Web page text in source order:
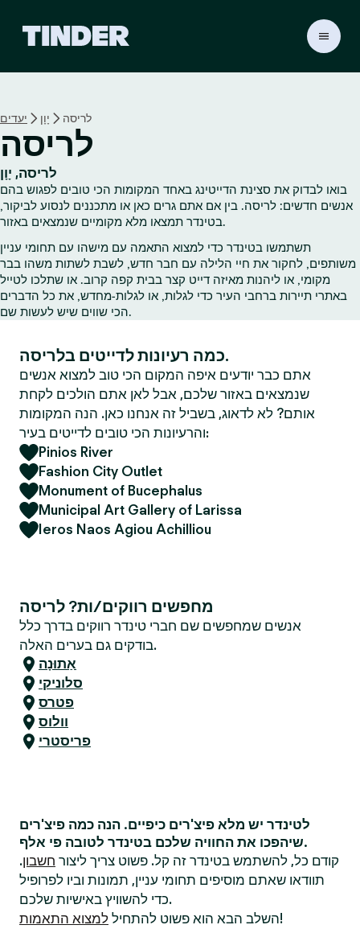
י
נ
ד
יעדים יָוָן לריסה
לריסה
לריסה, יָוָן
בואו לבדוק את סצינת הדייטינג באחד המקומות הכי טובים לפגוש בהם
אנשים חדשים: לריסה. בין אם אתם גרים כאן או מתכננים לנסוע לביקור,
בטינדר תמצאו מלא מקומיים שנמצאים באזור.
תשתמשו בטינדר כדי למצוא התאמה עם מישהו עם תחומי עניין
משותפים, לחקור את חיי הלילה עם חבר חדש, לשבת לשתות משהו בבר
מקומי, או ליהנות מאיזה דייט קצר בבית קפה קרוב. או שתלכו לטייל
באתרי תיירות ברחבי העיר כדי לגלות, או לגלות‑מחדש, את כל הדברים
הכי שווים שיש לעשות שם.
כמה רעיונות לדייטים בלריסה.
אתם כבר יודעים איפה המקום הכי טוב למצוא אנשים
שנמצאים באזור שלכם, אבל לאן אתם הולכים לקחת
אותם? לא לדאוג, בשביל זה אנחנו כאן. הנה המקומות
והרעיונות הכי טובים לדייטים בעיר:
Pinios River
Fashion City Outlet
Monument of Bucephalus
Municipal Art Gallery of Larissa
Ieros Naos Agiou Achilliou
מחפשים רווקים/ות? לריסה
אנשים שמחפשים שם חברי טינדר רווקים בדרך כלל
בודקים גם בערים האלה.
אַתוּנָה
סלוניקי
פטרס
וולוס
פריסטרי
לטינדר יש מלא פיצ'רים כיפיים. הנה כמה פיצ'רים
שיהפכו את החוויה שלכם בטינדר לטובה פי אלף.
קודם כל, להשתמש בטינדר זה קל. פשוט צריך ליצור חשבון.
תוודאו שאתם מוסיפים תחומי עניין, תמונות וביו לפרופיל
כדי להשוויץ באישיות שלכם.
השלב הבא הוא פשוט להתחיל למצוא התאמות
!